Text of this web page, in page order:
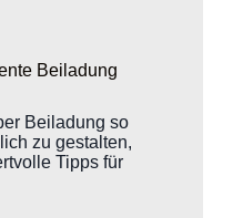
Beiladung
Beiladung so
zu gestalten,
Tipps für